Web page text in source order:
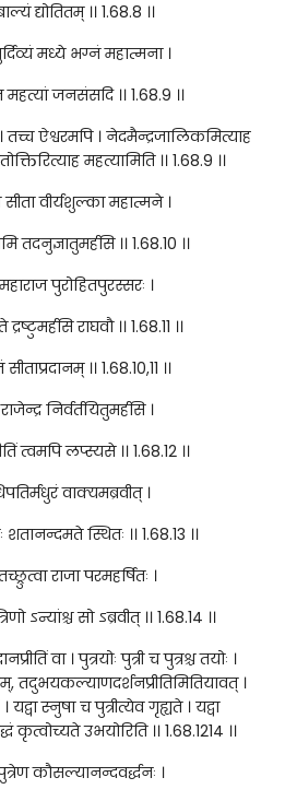
द्योतितम् ।। 1.68.8 ।।
मध्ये भग्नं महात्मना ।
महत्यां जनसंसदि ।। 1.68.9 ।।
तच्च ऐश्वरमपि । नेदमैन्द्रजालिकमित्याह
महत्यामिति ।। 1.68.9 ।।
वीर्यशुल्का महात्मने ।
तदनुज्ञातुमर्हसि ।। 1.68.10 ।।
पुरोहितपुरस्सरः ।
राघवौ ।। 1.68.11 ।।
सीताप्रदानम् ।। 1.68.10,11 ।।
निर्वर्तयितुमर्हसि ।
त्वमपि लप्स्यसे ।। 1.68.12 ।।
वाक्यमब्रवीत् ।
शतानन्दमते स्थितः ।। 1.68.13 ।।
राजा परमहर्षितः ।
ऽन्यांश्च सो ऽब्रवीत् ।। 1.68.14 ।।
वा । पुत्रयोः पुत्री च पुत्रश्च तयोः ।
तदुभयकल्याणदर्शनप्रीतिमितियावत् ।
। यद्वा स्नुषा च पुत्रीत्येव गृह्यते । यद्वा
कृत्वोच्यते उभयोरिति ।। 1.68.1214 ।।
कौसल्यानन्दवर्द्धनः ।